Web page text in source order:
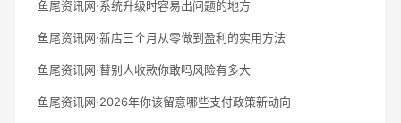
鱼尾资讯网·系统升级时容易出问题的地方
鱼尾资讯网·新店三个月从零做到盈利的实用方法
鱼尾资讯网·替别人收款你敢吗风险有多大
鱼尾资讯网·2026年你该留意哪些支付政策新动向